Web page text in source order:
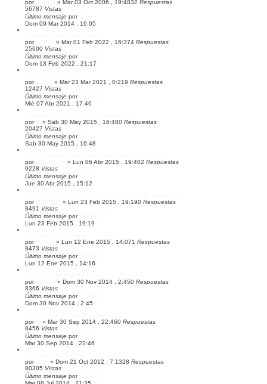
z
d
a
por
» Mar 03 Oct 2006 , 19:4832 Respuestas
56787 Vistas
Último mensaje por
Dom 09 Mar 2014 , 16:05
por
» Mar 01 Feb 2022 , 16:374 Respuestas
25600 Vistas
Último mensaje por
Dom 13 Feb 2022 , 21:17
por
» Mar 23 Mar 2021 , 0:219 Respuestas
12427 Vistas
Último mensaje por
Mié 07 Abr 2021 , 17:46
por
» Sab 30 May 2015 , 16:480 Respuestas
20427 Vistas
Último mensaje por
Sab 30 May 2015 , 16:48
por
» Lun 06 Abr 2015 , 19:402 Respuestas
9228 Vistas
Último mensaje por
Jue 30 Abr 2015 , 15:12
por
» Lun 23 Feb 2015 , 19:190 Respuestas
8491 Vistas
Último mensaje por
Lun 23 Feb 2015 , 19:19
por
» Lun 12 Ene 2015 , 14:071 Respuestas
8473 Vistas
Último mensaje por
Lun 12 Ene 2015 , 14:16
por
» Dom 30 Nov 2014 , 2:450 Respuestas
8366 Vistas
Último mensaje por
Dom 30 Nov 2014 , 2:45
por
» Mar 30 Sep 2014 , 22:460 Respuestas
8456 Vistas
Último mensaje por
Mar 30 Sep 2014 , 22:46
por
» Dom 21 Oct 2012 , 7:1328 Respuestas
80305 Vistas
Último mensaje por